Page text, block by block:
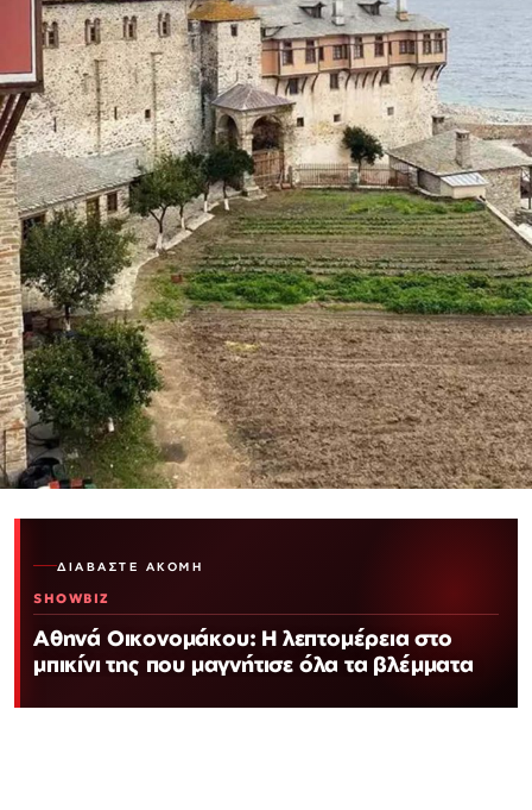
ΔΙΑΒΆΣΤΕ ΑΚΌΜΗ
SHOWBIZ
Αθηνά Οικονομάκου: Η λεπτομέρεια στο
μπικίνι της που μαγνήτισε όλα τα βλέμματα